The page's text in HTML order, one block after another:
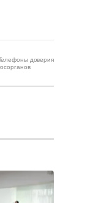
доверия